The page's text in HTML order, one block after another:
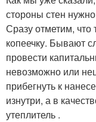
стороны стен
Сразу отметим, что
копеечку. Бывают
провести
невозможно или
прибегнуть к
изнутри, а в
утеплитель .